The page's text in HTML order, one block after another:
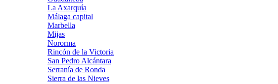
La Axarquía
Málaga capital
Marbella
Mijas
Nororma
Rincón de la Victoria
San Pedro Alcántara
Serranía de Ronda
Sierra de las Nieves